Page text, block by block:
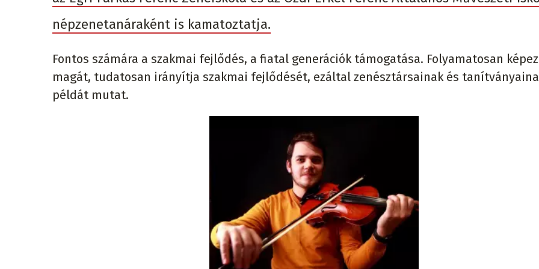
népzenetanáraként is kamatoztatja.
Fontos számára a szakmai fejlődés, a fiatal generációk támogatása. Folyamatosan
magát, tudatosan irányítja szakmai fejlődését, ezáltal zenésztársainak és
példát mutat.